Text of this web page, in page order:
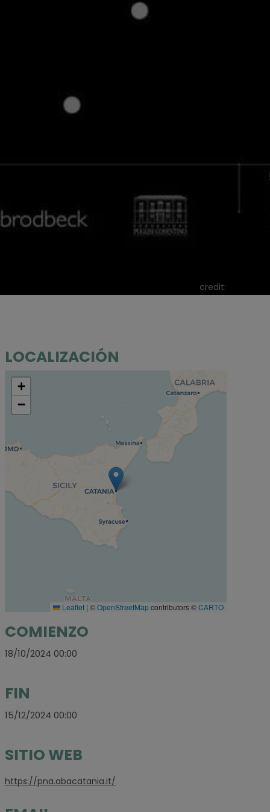
credit:
LOCALIZACIÓN
+
−
Leaflet | ©OpenStreetMapcontributors ©CARTO
COMIENZO
18/10/2024 00:00
FIN
15/12/2024 00:00
SITIO WEB
https://pna.abacatania.it/